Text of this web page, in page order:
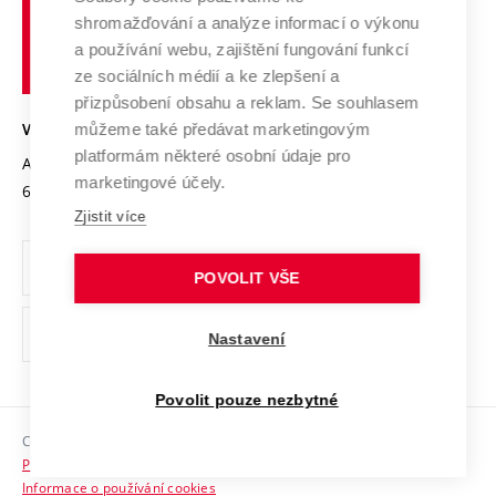
Výzkumné infrastruktury
Transfer znalostí
Open Science
Projekty
Projekty ze strukturálních fondů
Specifický výzkum
Služby univerzity
Mezinárodní dohody
Univerzitní sítě
Udržitelná univerzita
Podnikavá univerzita / ContriBUTe
Bezpečná univerzita
Vyznamenání
Organizační struktura
Ochrana osobních údajů
odkaz)
Sociální bezpečí
HR Award
učení
technické
Brně
VYSOKÉ UČENÍ TECHNICKÉ V BRNĚ
Antonínská 548/1
602 00 Brno
www.vut.cz
vut@vutbr.cz
Copyright © 2026 VUT
Prohlášení o přístupnosti
Informace o používání cookies
shromažďování a analýze informací o výkonu
a používání webu, zajištění fungování funkcí
ze sociálních médií a ke zlepšení a
přizpůsobení obsahu a reklam. Se souhlasem
můžeme také předávat marketingovým
platformám některé osobní údaje pro
marketingové účely.
Zjistit více
POVOLIT VŠE
Nastavení
Povolit pouze nezbytné